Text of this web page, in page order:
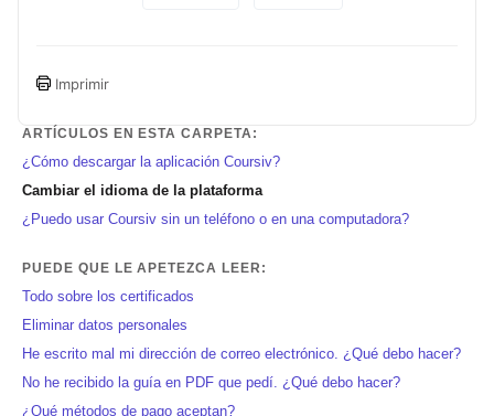
Imprimir
ARTÍCULOS EN ESTA CARPETA:
¿Cómo descargar la aplicación Coursiv?
Cambiar el idioma de la plataforma
¿Puedo usar Coursiv sin un teléfono o en una computadora?
PUEDE QUE LE APETEZCA LEER:
Todo sobre los certificados
Eliminar datos personales
He escrito mal mi dirección de correo electrónico. ¿Qué debo hacer?
No he recibido la guía en PDF que pedí. ¿Qué debo hacer?
¿Qué métodos de pago aceptan?